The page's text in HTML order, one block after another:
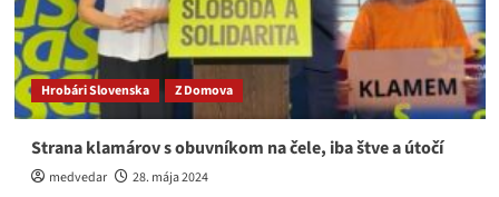
Hrobári Slovenska Z Domova
Strana klamárov s obuvníkom na čele, iba štve a útočí
medvedar
28. mája 2024